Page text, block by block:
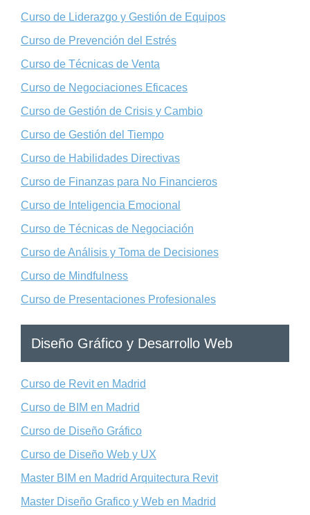
Curso de Liderazgo y Gestión de Equipos
Curso de Prevención del Estrés
Curso de Técnicas de Venta
Curso de Negociaciones Eficaces
Curso de Gestión de Crisis y Cambio
Curso de Gestión del Tiempo
Curso de Habilidades Directivas
Curso de Finanzas para No Financieros
Curso de Inteligencia Emocional
Curso de Técnicas de Negociación
Curso de Análisis y Toma de Decisiones
Curso de Mindfulness
Curso de Presentaciones Profesionales
Diseño Gráfico y Desarrollo Web
Curso de Revit en Madrid
Curso de BIM en Madrid
Curso de Diseño Gráfico
Curso de Diseño Web y UX
Master BIM en Madrid Arquitectura Revit
Master Diseño Grafico y Web en Madrid